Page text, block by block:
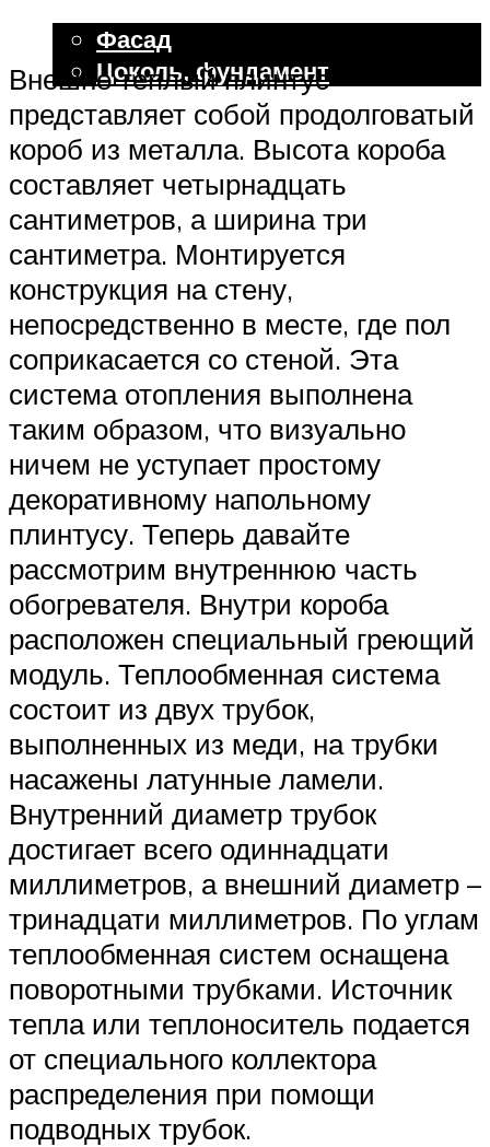
Фасад
Цоколь, фундамент
Меню
Внешне теплый плинтус
представляет собой продолговатый
короб из металла. Высота короба
составляет четырнадцать
сантиметров, а ширина три
сантиметра. Монтируется
конструкция на стену,
непосредственно в месте, где пол
соприкасается со стеной. Эта
система отопления выполнена
таким образом, что визуально
ничем не уступает простому
декоративному напольному
плинтусу. Теперь давайте
рассмотрим внутреннюю часть
обогревателя. Внутри короба
расположен специальный греющий
модуль. Теплообменная система
состоит из двух трубок,
выполненных из меди, на трубки
насажены латунные ламели.
Внутренний диаметр трубок
достигает всего одиннадцати
миллиметров, а внешний диаметр –
тринадцати миллиметров. По углам
теплообменная систем оснащена
поворотными трубками. Источник
тепла или теплоноситель подается
от специального коллектора
распределения при помощи
подводных трубок.